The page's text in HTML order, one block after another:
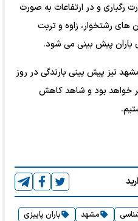
رگباری و در ارتفاعات به صورت
رشتخوار، زاوه و تربت
نیز پیش بینی بارندگی در روز
که حدود ۲ میلیمتر خواهد بود و شاهد کاهش
مشهد باران پاییزی